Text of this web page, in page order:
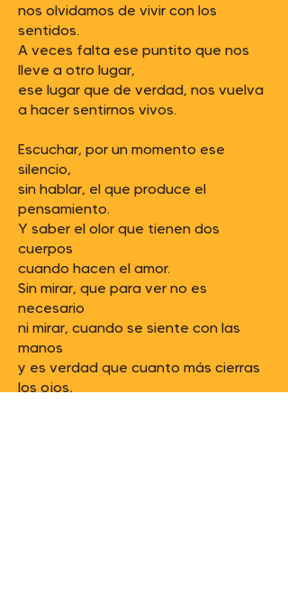
nos olvidamos de vivir con los
sentidos.
A veces falta ese puntito que nos
lleve a otro lugar,
ese lugar que de verdad, nos vuelva
a hacer sentirnos vivos.
Escuchar, por un momento ese
silencio,
sin hablar, el que produce el
pensamiento.
Y saber el olor que tienen dos
cuerpos
cuando hacen el amor.
Sin mirar, que para ver no es
necesario
ni mirar, cuando se siente con las
manos
y es verdad que cuanto más cierras
los ojos,